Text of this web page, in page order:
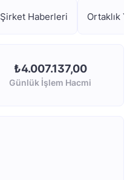
Şirket Haberleri Ortaklık
₺4.007.137,00
Günlük İşlem Hacmi